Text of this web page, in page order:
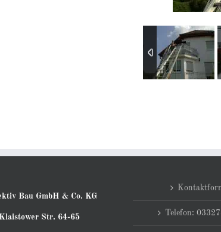
Bau GmbH & Co. KG
Klaistower Str. 64-65 Telefon: